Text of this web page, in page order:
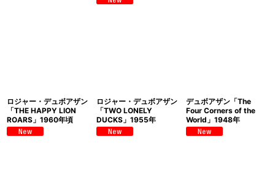
ロジャー・デュボアザン
「THE HAPPY LION
ROARS」1960年頃
ロジャー・デュボアザン
「TWO LONELY
DUCKS」1955年
デュボアザン「The
Four Corners of the
World」1948年